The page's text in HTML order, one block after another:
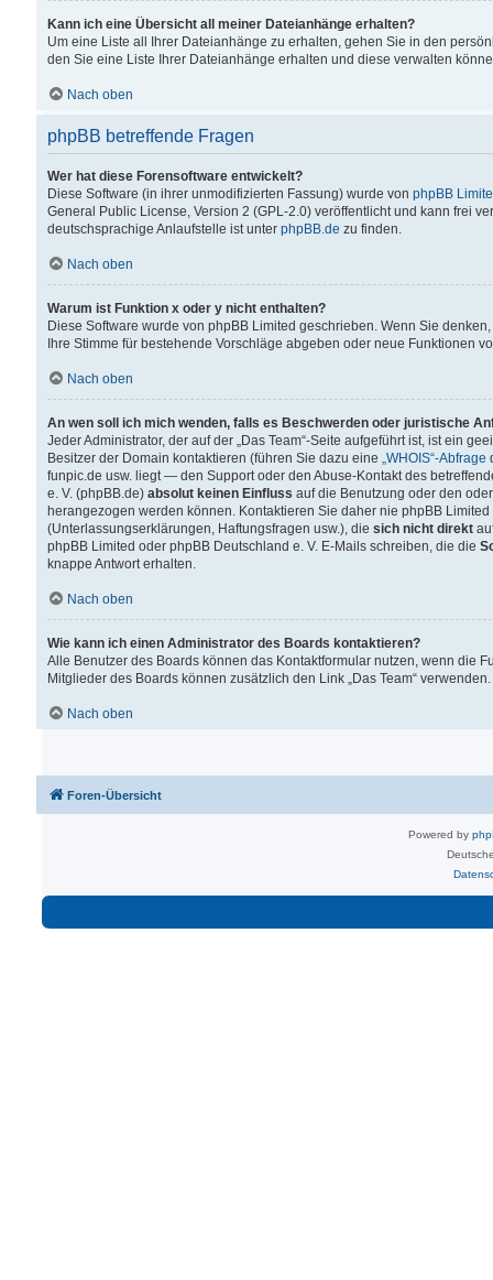
Kann ich eine Übersicht all meiner Dateianhänge erhalten?
Um eine Liste all Ihrer Dateianhänge zu erhalten, gehen Sie in den
den Sie eine Liste Ihrer Dateianhänge erhalten und diese verwalten
Nach oben
phpBB betreffende Fragen
Wer hat diese Forensoftware entwickelt?
Diese Software (in ihrer unmodifizierten Fassung) wurde von phpBB
General Public License, Version 2 (GPL-2.0) veröffentlicht und kann frei
deutschsprachige Anlaufstelle ist unter phpBB.de zu finden.
Nach oben
Warum ist Funktion x oder y nicht enthalten?
Diese Software wurde von phpBB Limited geschrieben. Wenn Sie
Ihre Stimme für bestehende Vorschläge abgeben oder neue Funktionen
Nach oben
An wen soll ich mich wenden, falls es Beschwerden oder juristische
Jeder Administrator, der auf der „Das Team“-Seite aufgeführt ist, ist ein
Besitzer der Domain kontaktieren (führen Sie dazu eine „WHOIS“-Abfrage
funpic.de usw. liegt — den Support oder den Abuse-Kontakt des
e. V. (phpBB.de) absolut keinen Einfluss auf die Benutzung oder den
herangezogen werden können. Kontaktieren Sie daher nie phpBB
(Unterlassungserklärungen, Haftungsfragen usw.), die sich nicht direkt
phpBB Limited oder phpBB Deutschland e. V. E-Mails schreiben, die die
knappe Antwort erhalten.
Nach oben
Wie kann ich einen Administrator des Boards kontaktieren?
Alle Benutzer des Boards können das Kontaktformular nutzen, wenn die
Mitglieder des Boards können zusätzlich den Link „Das Team“ verwenden.
Nach oben
Foren-Übersicht
Powered by